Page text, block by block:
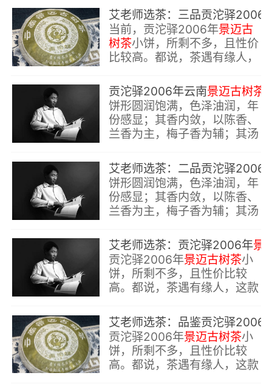
茶老茶作品，偏爱此风味老茶
的朋友，不宜错过哟。
当前，贡沱驿2006年景迈古
树茶小饼，所剩不多，且性价
比较高。都说，茶遇有缘人，
茶老茶作品，偏爱此风味老茶
的朋友，不宜错过哟。
贡沱驿2006年云南景迈古树茶
饼形圆润饱满，色泽油润，年
份感显；其香内敛，以陈香、
兰香为主，梅子香为辅；其汤
来的汤体，有如黄金一样夺人
眼目，极为耀眼
饼形圆润饱满，色泽油润，年
份感显；其香内敛，以陈香、
兰香为主，梅子香为辅；其汤
来的汤体，有如黄金一样夺人
眼目，极为耀眼
艾老师选茶：贡沱驿2006年景迈古树茶
贡沱驿2006年景迈古树茶小
饼，所剩不多，且性价比较
高。都说，茶遇有缘人，这款
茶作品，偏爱此风味老茶的朋
友，不宜错过哟。
贡沱驿2006年景迈古树茶小
饼，所剩不多，且性价比较
高。都说，茶遇有缘人，这款